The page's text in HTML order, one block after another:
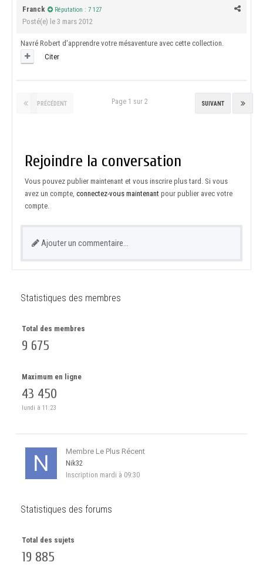
Franck Réputation : 7 127
Posté(e) le 3 mars 2012
Navré Robert d'apprendre votre mésaventure avec cette collection.
Citer
PRÉCÉDENT SUIVANT
Page 1 sur 2
Rejoindre la conversation
Vous pouvez publier maintenant et vous inscrire plus tard. Si vous
avez un compte, connectez-vous maintenant pour publier avec votre
compte.
Ajouter un commentaire…
Statistiques des membres
Total des membres
9 675
Maximum en ligne
43 450
lundi à 11:23
Membre Le Plus Récent
Nik32
Inscription mardi à 09:30
Statistiques des forums
Total des sujets
19 885